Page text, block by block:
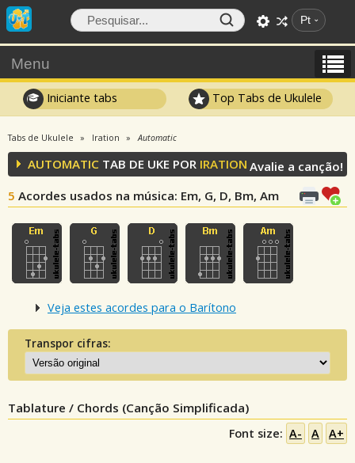
Pt
Menu
Iniciante tabs Top Tabs de Ukulele
Tabs de Ukulele Iration Automatic
AUTOMATIC TAB DE UKE POR IRATION
5 Acordes usados na música: Em, G, D, Bm, Am
Avalie a canção!
Veja estes acordes para o Barítono
Transpor cifras:
Tablature / Chords (Canção Simplificada)
Font size: A- A A+